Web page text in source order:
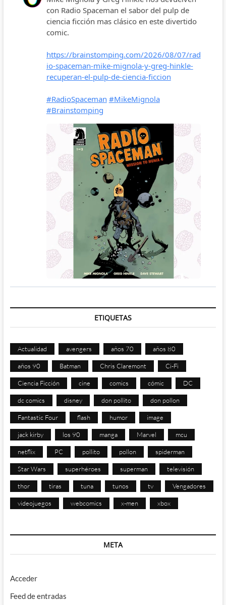
ETIQUETAS
Actualidad avengers años 70 años 80
años 90 Batman Chris Claremont Ci-Fi
Ciencia Ficción cine comics cómic DC
dc comics disney don pollito don pollon
Fantastic Four flash humor image
jack kirby los 90 manga Marvel mcu
netflix PC pollito pollon spiderman
Star Wars superhéroes superman televisión
thor tiras tuna tunos tv Vengadores
videojuegos webcomics x-men xbox
META
Acceder
Feed de entradas